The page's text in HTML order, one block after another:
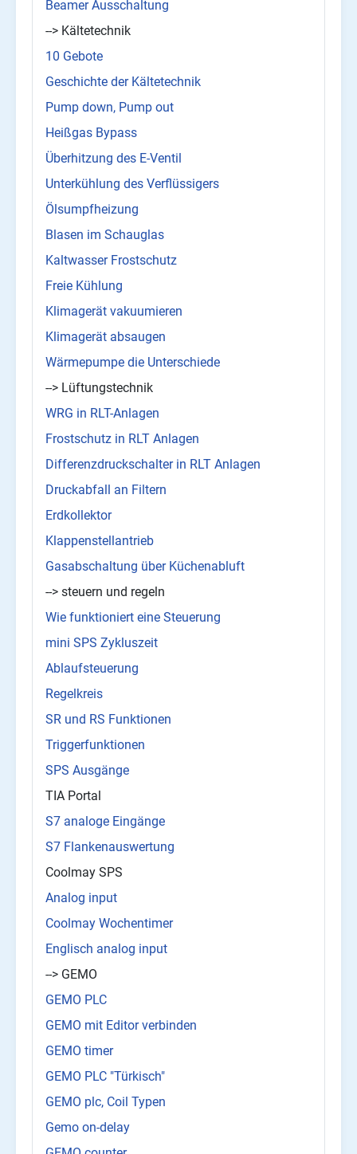
Beamer Ausschaltung
--> Kältetechnik
10 Gebote
Geschichte der Kältetechnik
Pump down, Pump out
Heißgas Bypass
Überhitzung des E-Ventil
Unterkühlung des Verflüssigers
Ölsumpfheizung
Blasen im Schauglas
Kaltwasser Frostschutz
Freie Kühlung
Klimagerät vakuumieren
Klimagerät absaugen
Wärmepumpe die Unterschiede
--> Lüftungstechnik
WRG in RLT-Anlagen
Frostschutz in RLT Anlagen
Differenzdruckschalter in RLT Anlagen
Druckabfall an Filtern
Erdkollektor
Klappenstellantrieb
Gasabschaltung über Küchenabluft
--> steuern und regeln
Wie funktioniert eine Steuerung
mini SPS Zykluszeit
Ablaufsteuerung
Regelkreis
SR und RS Funktionen
Triggerfunktionen
SPS Ausgänge
TIA Portal
S7 analoge Eingänge
S7 Flankenauswertung
Coolmay SPS
Analog input
Coolmay Wochentimer
Englisch analog input
--> GEMO
GEMO PLC
GEMO mit Editor verbinden
GEMO timer
GEMO PLC "Türkisch"
GEMO plc, Coil Typen
Gemo on-delay